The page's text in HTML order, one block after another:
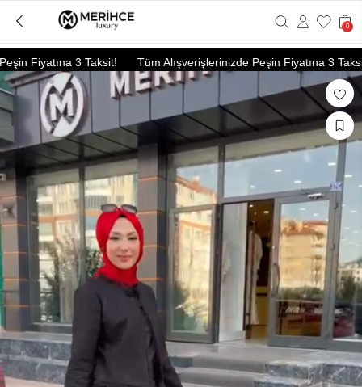
Fiyatına 3 Taksit! Tüm Alışverişlerinizde Peşin Fiyatına 3 Taksit!
0